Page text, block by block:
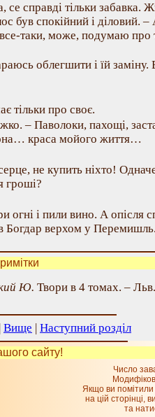
се справді тільки забавка.
був спокійний і діловий.
таки, може, подумаю про
облегшити і їй заміну.
тільки про своє.
– Паволоки, пахощі,
краса мойого життя…
не купить ніхто!
гроші?
огні і пили вино. А опісля
Богдар верхом у
Ю. Твори в 4 томах. –
| Вище | Наступний розділ
сайту!
Число
Якщо ви
на цiй сторiнцi,
та